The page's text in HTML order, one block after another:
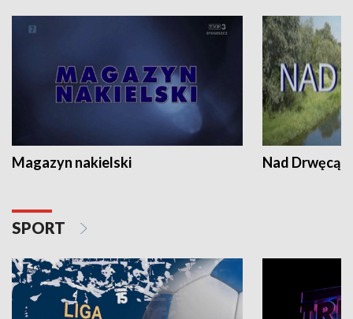
Magazyn nakielski Nad Drwęcą
SPORT